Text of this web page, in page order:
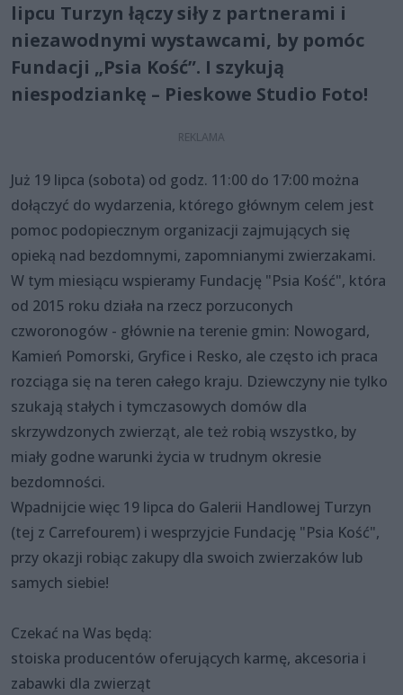
lipcu Turzyn łączy siły z partnerami i
niezawodnymi wystawcami, by pomóc
Fundacji „Psia Kość”. I szykują
niespodziankę – Pieskowe Studio Foto!
Już 19 lipca (sobota) od godz. 11:00 do 17:00 można
dołączyć do wydarzenia, którego głównym celem jest
pomoc podopiecznym organizacji zajmujących się
opieką nad bezdomnymi, zapomnianymi zwierzakami.
W tym miesiącu wspieramy Fundację "Psia Kość", która
od 2015 roku działa na rzecz porzuconych
czworonogów - głównie na terenie gmin: Nowogard,
Kamień Pomorski, Gryfice i Resko, ale często ich praca
rozciąga się na teren całego kraju. Dziewczyny nie tylko
szukają stałych i tymczasowych domów dla
skrzywdzonych zwierząt, ale też robią wszystko, by
miały godne warunki życia w trudnym okresie
bezdomności.
Wpadnijcie więc 19 lipca do Galerii Handlowej Turzyn
(tej z Carrefourem) i wesprzyjcie Fundację "Psia Kość",
przy okazji robiąc zakupy dla swoich zwierzaków lub
samych siebie!
Czekać na Was będą:
stoiska producentów oferujących karmę, akcesoria i
zabawki dla zwierząt